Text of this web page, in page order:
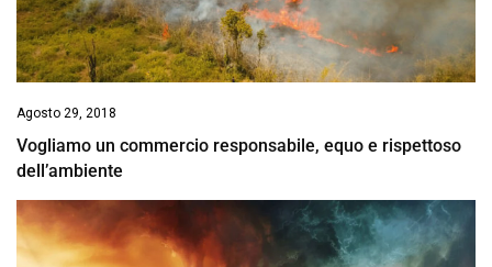
Agosto 29, 2018
Vogliamo un commercio responsabile, equo e rispettoso
dell’ambiente